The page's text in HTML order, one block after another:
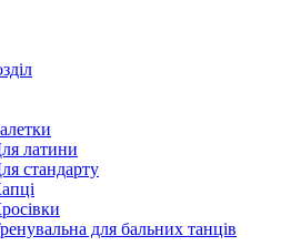
латини
стандарту
для бальних танців